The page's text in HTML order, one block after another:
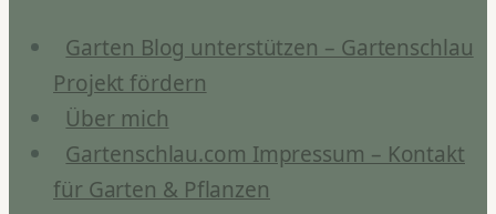
Garten Blog unterstützen – Gartenschlau
Projekt fördern
Über mich
Gartenschlau.com Impressum – Kontakt
für Garten & Pflanzen